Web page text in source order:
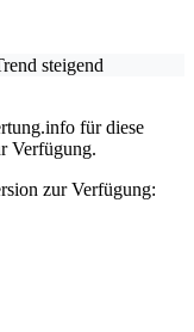
steigend
für diese
Verfügung.
zur Verfügung: